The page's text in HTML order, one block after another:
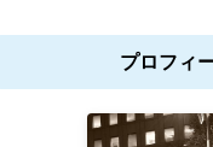
プロフィ